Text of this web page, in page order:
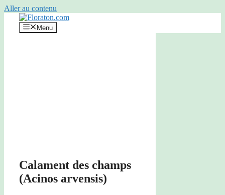
Aller au contenu
Menu
Calament des champs
(Acinos arvensis)